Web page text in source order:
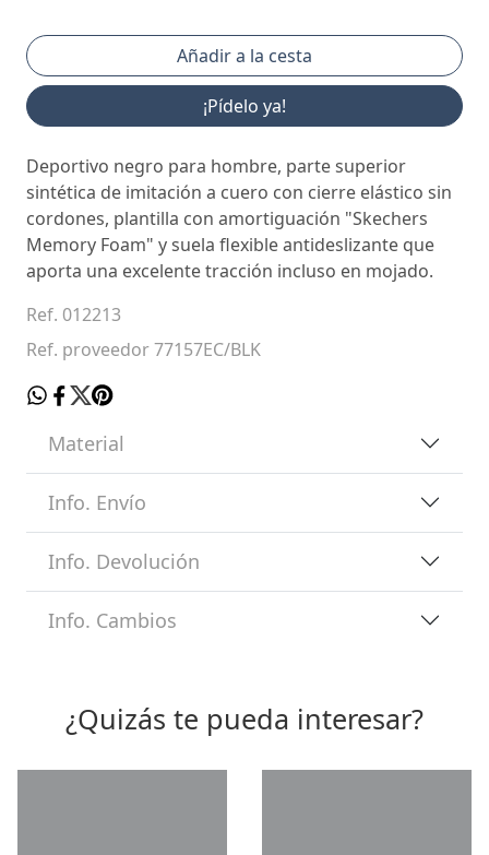
¡Pídelo ya!
Deportivo negro para hombre, parte superior
sintética de imitación a cuero con cierre elástico sin
cordones, plantilla con amortiguación "Skechers
Memory Foam" y suela flexible antideslizante que
aporta una excelente tracción incluso en mojado.
Ref. 012213
Ref. proveedor 77157EC/BLK
Material
Info. Envío
Info. Devolución
Info. Cambios
¿Quizás te pueda interesar?